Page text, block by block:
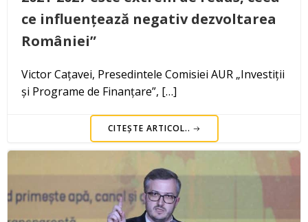
ce influențează negativ dezvoltarea
României”
Victor Cațavei, Presedintele Comisiei AUR „Investiții
și Programe de Finanțare”, […]
CITEȘTE ARTICOL..